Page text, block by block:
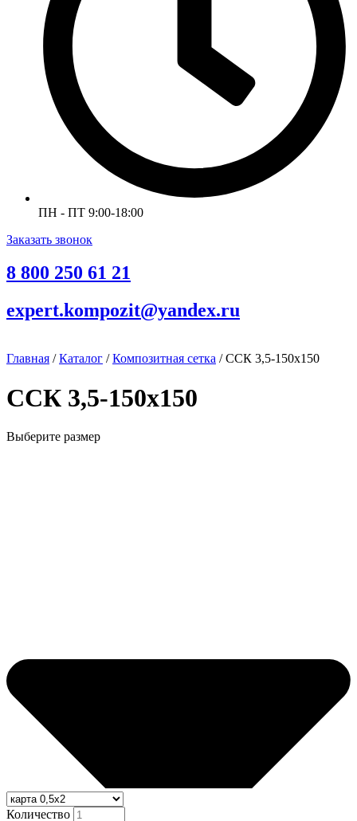
ПН - ПТ 9:00-18:00
Заказать звонок
8 800 250 61 21
expert.kompozit@yandex.ru
Главная /Каталог /Композитная сетка / ССК 3,5-150х150
ССК 3,5-150х150
Выберите размер
Количество